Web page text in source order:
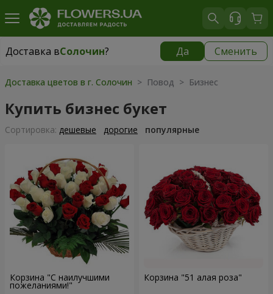
Доставка вСолочин? Да Сменить
Доставка вСолочин|
Доставка цветов в г. Солочин > Повод > Бизнес
Купить бизнес букет
Cортировка: дешевые дорогие популярные
Корзина "С наилучшими
пожеланиями!"
Корзина "51 алая роза"